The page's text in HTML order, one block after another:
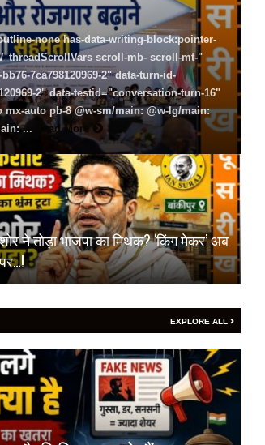
none has-data-writing-block:pointer-
scroll-mb- scroll-mt-"
7ca798120969-2" data-turn-id-
2" data-testid="conversation-turn-16"
auto pb-8 @w-sm/main: @w-lg/main:
...
Read More
ने तोड़ा भाजपा का मिथक? ‘किंग मेकर’ अब
EXPLORE ALL